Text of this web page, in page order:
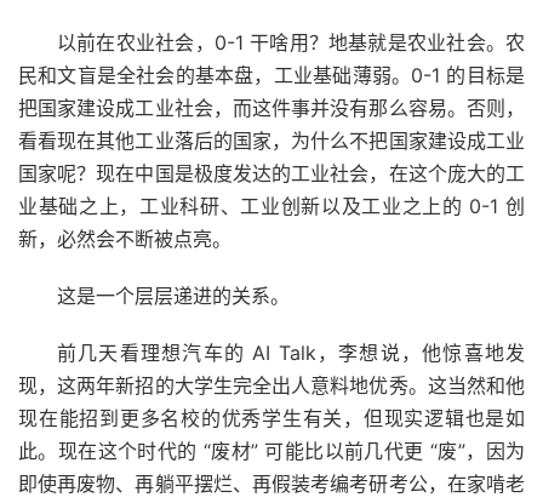
以前在农业社会，0-1 干啥用？地基就是农业社会。农
民和文盲是全社会的基本盘，工业基础薄弱。0-1 的目标是
把国家建设成工业社会，而这件事并没有那么容易。否则，
看看现在其他工业落后的国家，为什么不把国家建设成工业
国家呢？现在中国是极度发达的工业社会，在这个庞大的工
业基础之上，工业科研、工业创新以及工业之上的 0-1 创
新，必然会不断被点亮。
这是一个层层递进的关系。
前几天看理想汽车的 AI Talk，李想说，他惊喜地发
现，这两年新招的大学生完全出人意料地优秀。这当然和他
现在能招到更多名校的优秀学生有关，但现实逻辑也是如
此。现在这个时代的 “废材” 可能比以前几代更 “废”，因为
即使再废物、再躺平摆烂、再假装考编考研考公，在家啃老